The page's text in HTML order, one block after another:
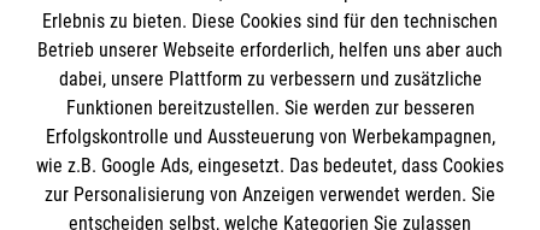
Empfänger: Malteser Hilfsdienst e.V.
IBAN: DE10 3706 0120 1201 2000 12
BIC: GENODED 1PA7
Erlebnis zu bieten. Diese Cookies sind für den technischen
Betrieb unserer Webseite erforderlich, helfen uns aber auch
dabei, unsere Plattform zu verbessern und zusätzliche
Funktionen bereitzustellen. Sie werden zur besseren
Erfolgskontrolle und Aussteuerung von Werbekampagnen,
wie z.B. Google Ads, eingesetzt. Das bedeutet, dass Cookies
zur Personalisierung von Anzeigen verwendet werden. Sie
entscheiden selbst, welche Kategorien Sie zulassen